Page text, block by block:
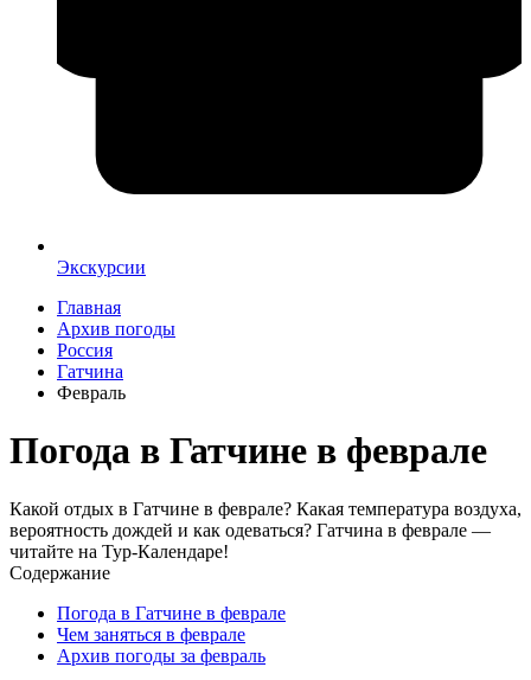
Экскурсии
Главная
Архив погоды
Россия
Гатчина
Февраль
Погода в Гатчине в феврале
Какой отдых в Гатчине в феврале? Какая температура воздуха,
вероятность дождей и как одеваться? Гатчина в феврале —
читайте на Тур-Календаре!
Содержание
Погода в Гатчине в феврале
Чем заняться в феврале
Архив погоды за февраль